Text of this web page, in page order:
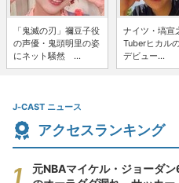
「鬼滅の刃」禰豆子役
の声優・鬼頭明里の姿
にネット騒然 ...
ナイツ・塙宣
Tuberヒカル
デビュー...
J-CAST ニュース
アクセスランキング
元NBAマイケル・ジョーダ